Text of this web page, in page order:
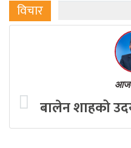
विचार
बालेन शाहको